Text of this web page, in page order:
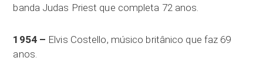
banda Judas Priest que completa 72 anos.
1954 – Elvis Costello, músico britânico que faz 69
anos.